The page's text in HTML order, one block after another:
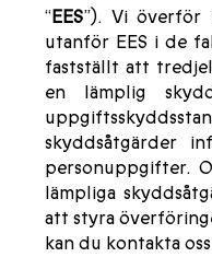
“EES”). Vi överför
utanför EES i de
fastställt att
en lämplig
skyddsåtgärder
personuppgifter.
lämpliga
att styra
kan du kontakta